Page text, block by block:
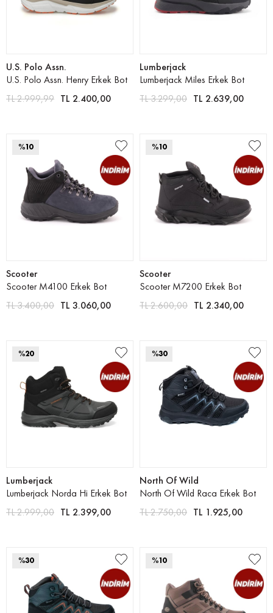
U.S. Polo Assn.
U.S. Polo Assn. Henry Erkek Bot
TL 2.400,00
TL 2.999,99
Lumberjack
Lumberjack Miles Erkek Bot
TL 2.639,00
TL 3.299,00
Scooter
Scooter M4100 Erkek Bot
TL 3.060,00
TL 3.400,00
%10
Scooter
Scooter M7200 Erkek Bot
TL 2.340,00
TL 2.600,00
%10
Lumberjack
Lumberjack Norda Hi Erkek Bot
TL 2.399,00
TL 2.999,00
%20
North Of Wild
North Of Wild Raca Erkek Bot
TL 1.925,00
TL 2.750,00
%30
%30 %10